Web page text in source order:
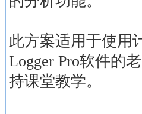
此方案适用于使用
Logger Pro软件的
持课堂教学。